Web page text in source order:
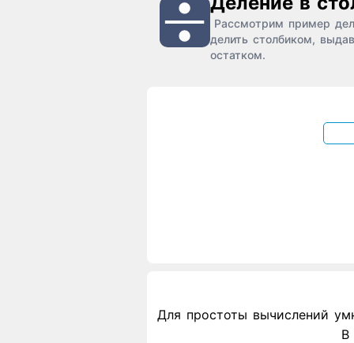
Рассмотрим пример
делить столбиком,
остатком.
Для простоты вычислений
В